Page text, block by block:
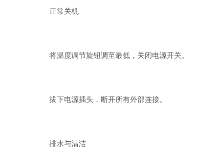
正常关机
将温度调节旋钮调至最低，关闭电源开关。
拔下电源插头，断开所有外部连接。
排水与清洁